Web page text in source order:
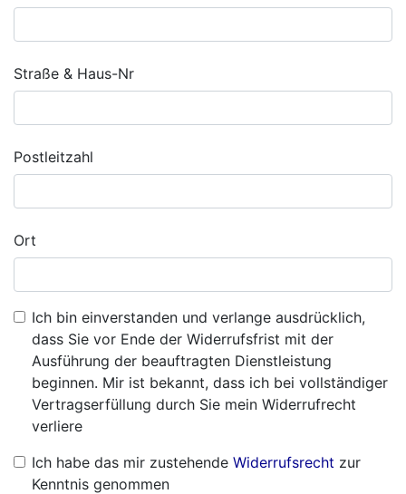
Straße & Haus-Nr
Postleitzahl
Ort
Ich bin einverstanden und verlange ausdrücklich,
dass Sie vor Ende der Widerrufsfrist mit der
Ausführung der beauftragten Dienstleistung
beginnen. Mir ist bekannt, dass ich bei vollständiger
Vertragserfüllung durch Sie mein Widerrufrecht
verliere
Ich habe das mir zustehende Widerrufsrecht zur
Kenntnis genommen